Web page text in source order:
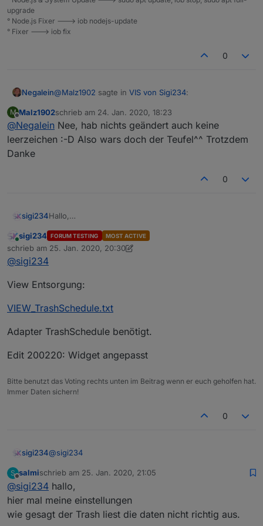
upgrade
° Node.js Fixer ---> iob nodejs-update
° Fixer ---> iob fix
0
Negalein@Malz1902 sagte in VIS von Sigi234:
weiß der teufel warum
M
Offline
Malz1902schrieb am 24. Jan. 2020, 18:23
zuletzt editiert von
@Negalein Nee, hab nichts geändert auch keine
leerzeichen :-D Also wars doch der Teufel^^ Trotzdem
Danke
0
sigi234Hallo,
vor. Aber auch Widgets sind dabei.
Sind teilweise noch in Bearbeitung und sehr Komplex!
LG Sigi
Stelle alles ohne jede Verantwortung an Privat zur
Runterladen:
Rechtsklick auf Link --> speichern unter --> mit
vernünftigem Editor öffnen (zB Notepad++)
Für das Inventwo Design sind 2 Adapter nötig:
ioBroker.vis-inventwo
nicht installiert
• Bindings werden erst in der Runtime sichtbar
• Z-Index verstellt
• Leerzeichen/Sonderzeichen im View/Projekt Name
• Skripte nicht installiert
• Häufig hilft ein Neustart des Systems
VIEW IT
Online
sigi234 FORUM TESTING MOST ACTIVE
schrieb am 25. Jan. 2020, 20:30
zuletzt editiert von sigi234
@sigi234
View Entsorgung:
VIEW_TrashSchedule.txt
Adapter TrashSchedule benötigt.
Edit 200220: Widget angepasst
Bitte benutzt das Voting rechts unten im Beitrag wenn er euch geholfen hat.
Immer Daten sichern!
0
sigi234@sigi234
View Entsorgung:
VIEW_TrashSchedule.txt
Adapter TrashSchedule benötigt.
S
Offline
salmischrieb am 25. Jan. 2020, 21:05
zuletzt editiert von
@sigi234 hallo,
hier mal meine einstellungen
wie gesagt der Trash liest die daten nicht richtig aus.